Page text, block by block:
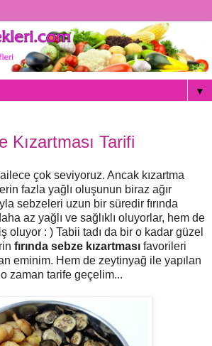
▼
Kızartması Tarifi
ailece çok seviyoruz. Ancak kızartma
fazla yağlı oluşunun biraz ağır
sebzeleri uzun bir süredir fırında
az yağlı ve sağlıklı oluyorlar, hem de
oluyor : ) Tabii tadı da bir o kadar güzel
fırında sebze kızartması favorileri
eminim. Hem de zeytinyağ ile yapılan
zaman tarife geçelim...